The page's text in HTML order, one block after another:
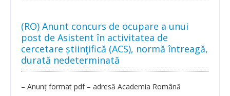
Announcements
Events
Career opportunities
(RO) Anunt concurs de ocupare a unui
post de Asistent în activitatea de
cercetare știinţifică (ACS), normă întreagă,
durată nedeterminată
– Anunț format pdf – adresă Academia Română